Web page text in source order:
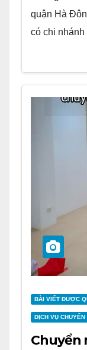
quận Hà
có chi nhánh
BÀI VIẾT ĐƯỢC
DỊCH VỤ CHUYỂN
Chuyển